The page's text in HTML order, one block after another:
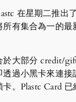
在星期二推
有集合為一的
大部分 credit/
過小黑卡來連
。Plastc Card